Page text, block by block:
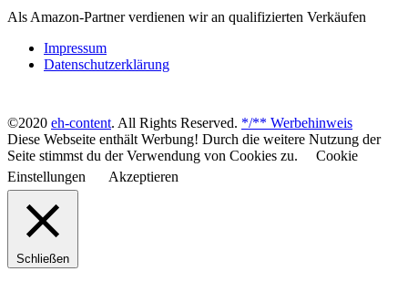
Als Amazon-Partner verdienen wir an qualifizierten Verkäufen
Impressum
Datenschutzerklärung
©2020 eh-content. All Rights Reserved. */** Werbehinweis
Diese Webseite enthält Werbung! Durch die weitere Nutzung der
Seite stimmst du der Verwendung von Cookies zu.
Cookie
Einstellungen
Akzeptieren
Schließen